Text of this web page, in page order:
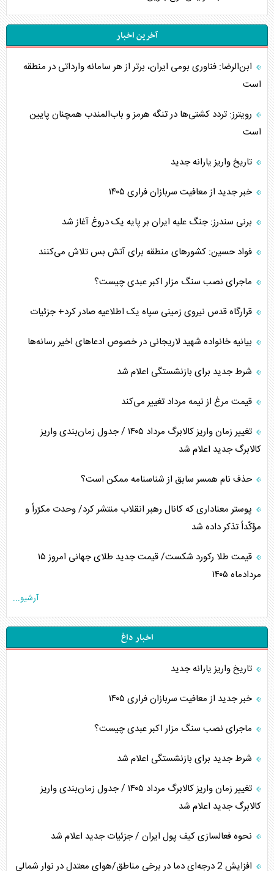
آخرین اخبار
ابن‌الرضا: فناوری بومی ایران، برتر از هر سامانه وارداتی در منطقه
است
رویترز: تردد کشتی‌ها در تنگه هرمز و باب‌المندب همچنان پایین
است
تاریخ واریز یارانه جدید
خبر جدید از معافیت سربازان فراری ۱۴۰۵
برنی سندرز: جنگ علیه ایران بر پایه یک دروغ آغاز شد
فواد حسین: کشورهای منطقه برای آتش بس تلاش می‌کنند
ماجرای نصب سنگ مزار اکبر عبدی چیست؟
قرارگاه قدس نیروی زمینی سپاه یک اطلاعیه صادر کرد+ جزئیات
بیانیه خانواده شهید لاریجانی در خصوص ادعاهای اخیر رسانه‌ها
شرط جدید برای بازنشستگی اعلام شد
قیمت مرغ از نیمه مرداد تغییر می‌کند
تغییر زمان واریز کالابرگ مرداد ۱۴۰۵ / جدول زمان‌بندی واریز
کالابرگ جدید اعلام شد
حذف نام همسر سابق از شناسنامه ممکن است؟
پوستر معناداری که کانال رهبر انقلاب منتشر کرد/ وحدت مکرّراً و
مؤکّداً تذکر داده شد
قیمت طلا رکورد شکست/ قیمت جدید طلای جهانی امروز ۱۵
مردادماه ۱۴۰۵
آرشیو...
اخبار داغ
تاریخ واریز یارانه جدید
خبر جدید از معافیت سربازان فراری ۱۴۰۵
ماجرای نصب سنگ مزار اکبر عبدی چیست؟
شرط جدید برای بازنشستگی اعلام شد
تغییر زمان واریز کالابرگ مرداد ۱۴۰۵ / جدول زمان‌بندی واریز
کالابرگ جدید اعلام شد
نحوه فعالسازی کیف پول ایران / جزئیات جدید اعلام شد
افزایش 2 درجه‌ای دما در برخی مناطق/هوای معتدل در نوار شمالی